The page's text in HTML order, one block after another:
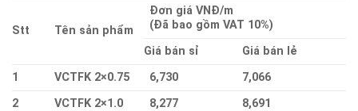
Stt Tên sản phẩm
Đơn giá VNĐ/m
(Đã bao gồm VAT 10%)
Giá bán sỉ
Giá bán lẻ
1
VCTFK 2×0.75 6,730
7,066
2
VCTFK 2×1.0 8,277
8,691